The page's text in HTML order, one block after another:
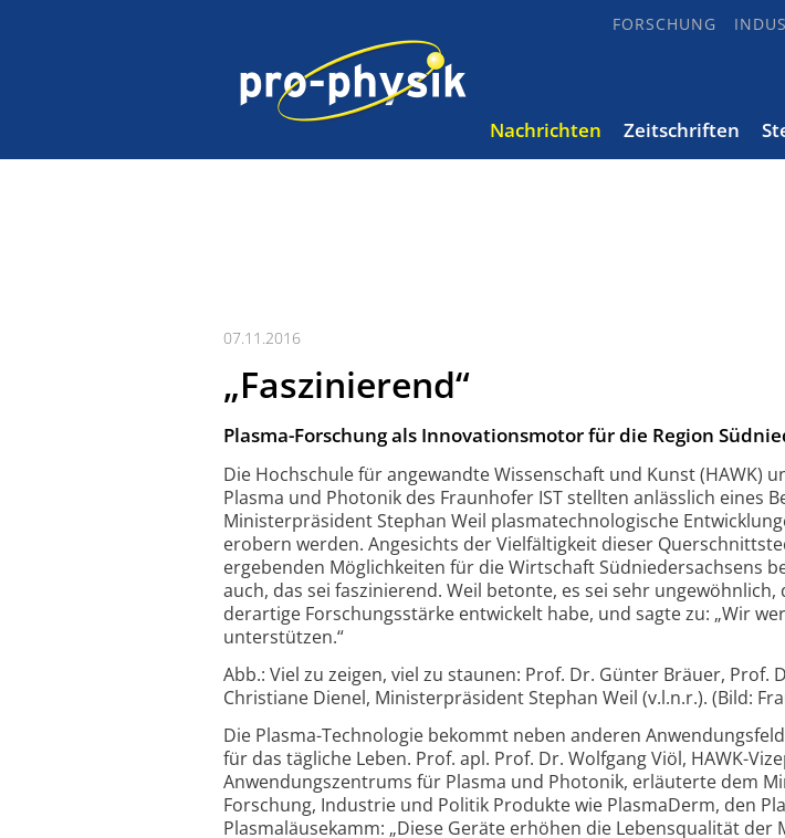
FORSCHUNG
Nachrichten Zeitschriften
07.11.2016
„Faszinierend“
Plasma-Forschung als Innovationsmotor für die Region
Die Hochschule für angewandte Wissenschaft und Kunst (HAWK)
Plasma und Photonik des Fraunhofer IST stellten anlässlich eines
Ministerpräsident Stephan Weil plasmatechnologische
erobern werden. Angesichts der Vielfältigkeit dieser
ergebenden Möglichkeiten für die Wirtschaft Südniedersachsens
auch, das sei faszinierend. Weil betonte, es sei sehr ungewöhnlich,
derartige Forschungsstärke entwickelt habe, und sagte zu: „Wir
unterstützen.“
Abb.: Viel zu zeigen, viel zu staunen: Prof. Dr. Günter Bräuer, Prof.
Christiane Dienel, Ministerpräsident Stephan Weil (v.l.n.r.). (Bild:
Die Plasma-Technologie bekommt neben anderen
für das tägliche Leben. Prof. apl. Prof. Dr. Wolfgang Viöl, HAWK-
Anwendungszentrums für Plasma und Photonik, erläuterte dem
Forschung, Industrie und Politik Produkte wie PlasmaDerm, den
Plasmaläusekamm: „Diese Geräte erhöhen die Lebensqualität der